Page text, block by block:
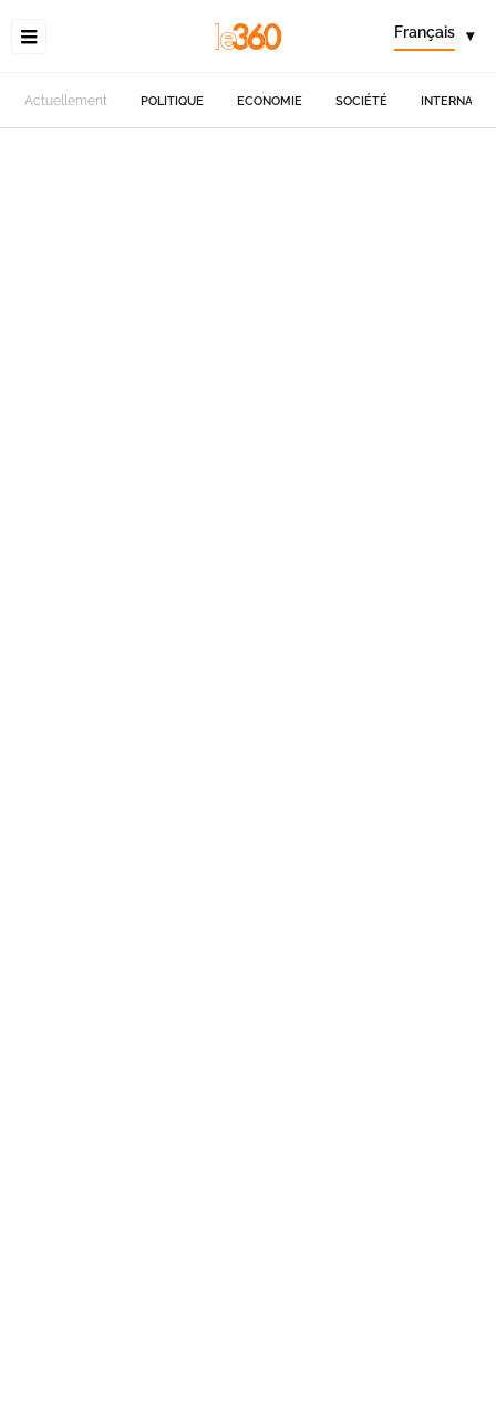
Français ▾
Actuellement POLITIQUE ECONOMIE SOCIÉTÉ